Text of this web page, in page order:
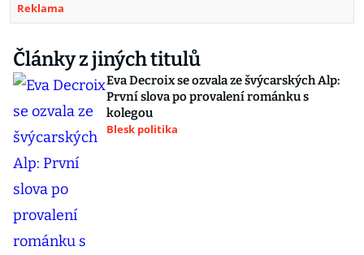
Reklama
Články z jiných titulů
Eva Decroix se ozvala ze švýcarských Alp:
První slova po provalení románku s
kolegou
Blesk politika